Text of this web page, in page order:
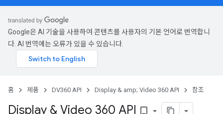
Google은 AI 기술을 사용하여 콘텐츠를 사용자의 기본 언어로 번역합니
다. AI 번역에는 오류가 있을 수 있습니다.
홈 제품 DV360 API Display & amp; Video 360 API 참조
Display & Video 360 API bookmark_border